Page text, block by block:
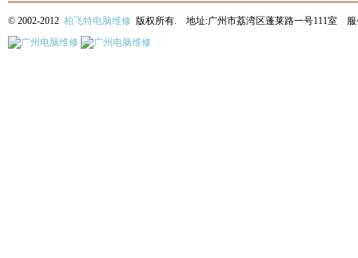
© 2002-2012 柏飞特电脑维修 版权所有. 地址:广州市荔湾区蓬莱路一号111室 服